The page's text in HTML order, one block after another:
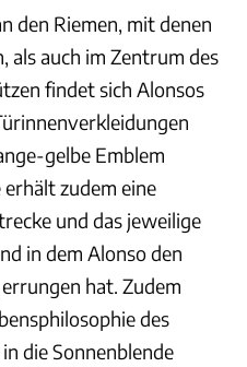
den Riemen, mit denen
als auch im Zentrum des
findet sich Alonsos
gelbe Emblem
zudem eine
und das jeweilige
in dem Alonso den
hat. Zudem
des
die Sonnenblende